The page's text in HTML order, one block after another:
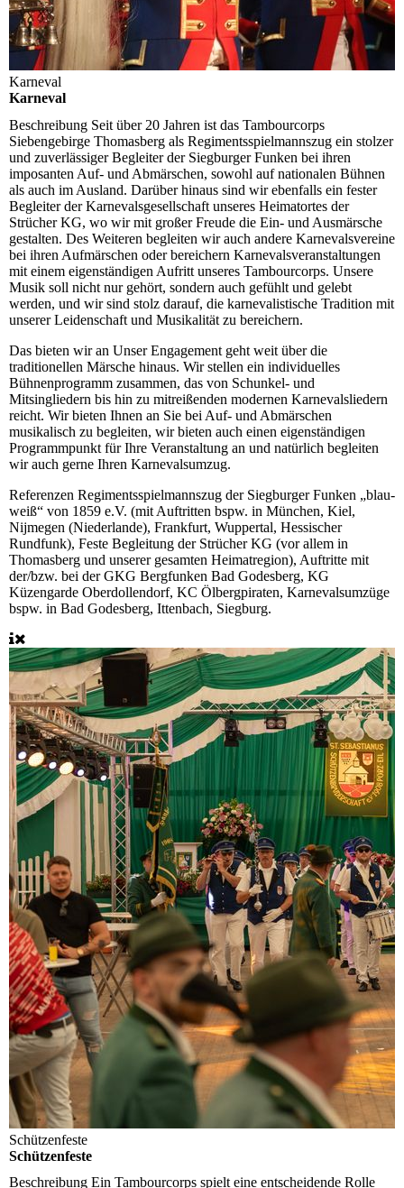
Karneval
Karneval
Beschreibung Seit über 20 Jahren ist das Tambourcorps
Siebengebirge Thomasberg als Regimentsspielmannszug ein stolzer
und zuverlässiger Begleiter der Siegburger Funken bei ihren
imposanten Auf- und Abmärschen, sowohl auf nationalen Bühnen
als auch im Ausland. Darüber hinaus sind wir ebenfalls ein fester
Begleiter der Karnevalsgesellschaft unseres Heimatortes der
Strücher KG, wo wir mit großer Freude die Ein- und Ausmärsche
gestalten. Des Weiteren begleiten wir auch andere Karnevalsvereine
bei ihren Aufmärschen oder bereichern Karnevalsveranstaltungen
mit einem eigenständigen Aufritt unseres Tambourcorps. Unsere
Musik soll nicht nur gehört, sondern auch gefühlt und gelebt
werden, und wir sind stolz darauf, die karnevalistische Tradition mit
unserer Leidenschaft und Musikalität zu bereichern.
Das bieten wir an Unser Engagement geht weit über die
traditionellen Märsche hinaus. Wir stellen ein individuelles
Bühnenprogramm zusammen, das von Schunkel- und
Mitsingliedern bis hin zu mitreißenden modernen Karnevalsliedern
reicht. Wir bieten Ihnen an Sie bei Auf- und Abmärschen
musikalisch zu begleiten, wir bieten auch einen eigenständigen
Programmpunkt für Ihre Veranstaltung an und natürlich begleiten
wir auch gerne Ihren Karnevalsumzug.
Referenzen Regimentsspielmannszug der Siegburger Funken „blau-
weiß“ von 1859 e.V. (mit Auftritten bspw. in München, Kiel,
Nijmegen (Niederlande), Frankfurt, Wuppertal, Hessischer
Rundfunk), Feste Begleitung der Strücher KG (vor allem in
Thomasberg und unserer gesamten Heimatregion), Auftritte mit
der/bzw. bei der GKG Bergfunken Bad Godesberg, KG
Küzengarde Oberdollendorf, KC Ölbergpiraten, Karnevalsumzüge
bspw. in Bad Godesberg, Ittenbach, Siegburg.
Schützenfeste
Schützenfeste
Beschreibung Ein Tambourcorps spielt eine entscheidende Rolle